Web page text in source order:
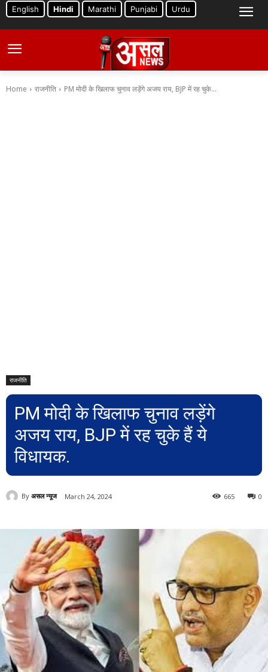
English Hindi Marathi Punjabi Urdu
Home राजनीति PM मोदी के खिलाफ चुनाव लड़ेंगे अजय राय, BJP में रह चुके...
राजनीति
PM मोदी के खिलाफ चुनाव लड़ेंगे
अजय राय, BJP में रह चुके हैं ये
विधायक.
By असल न्यूज March 24, 2024 0
665